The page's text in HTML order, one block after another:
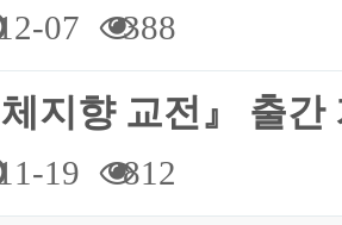
07 388
지향 교전』 출
19 812